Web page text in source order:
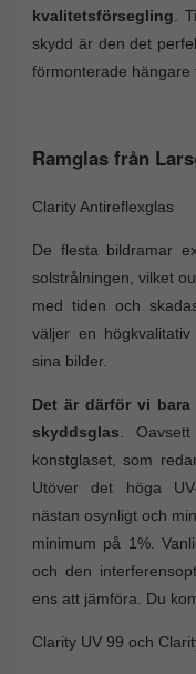
kvalitetsförsegling .
skydd är den det
förmonterade hängare
Ramglas från
Clarity Antireflexglas
De flesta bildramar
solstrålningen, vilket
med tiden och
väljer en
sina bilder.
Det är därför vi bara
skyddsglas .
konstglaset, som
Utöver det höga
nästan osynligt och
minimum på 1%.
och den
ens att jämföra. Du
Clarity UV 99 och